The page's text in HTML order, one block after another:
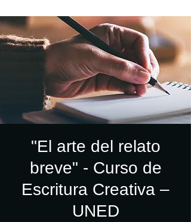
"El arte del relato
breve" - Curso de
Escritura Creativa –
UNED